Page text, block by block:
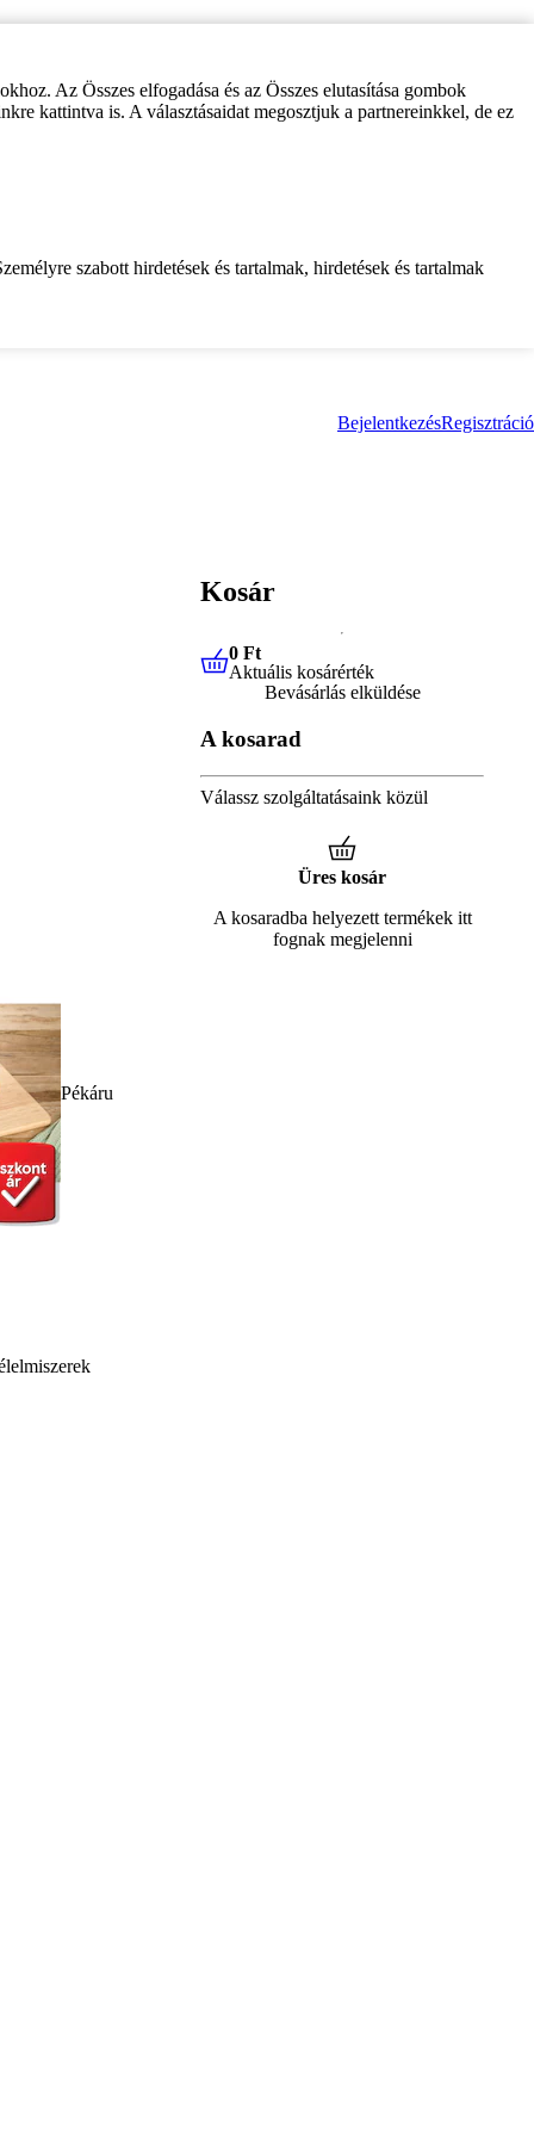
Az Összes elfogadása és az Összes elutasítása gombok
kattintva is. A választásaidat megosztjuk a partnereinkkel, de ez
szabott hirdetések és tartalmak, hirdetések és tartalmak
BejelentkezésRegisztráció
Pékáru
Kosár
0 FtAktuális kosárérték
0 Ft
Aktuális kosárérték
Bevásárlás elküldése
A kosarad
Válassz szolgáltatásaink közül
Üres kosár
A kosaradba helyezett termékek itt
fognak megjelenni